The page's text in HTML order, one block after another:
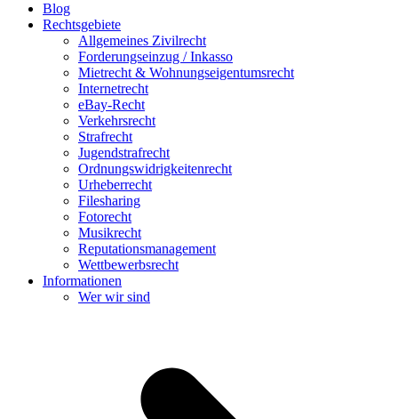
Blog
Rechtsgebiete
Allgemeines Zivilrecht
Forderungseinzug / Inkasso
Mietrecht & Wohnungseigentumsrecht
Internetrecht
eBay-Recht
Verkehrsrecht
Strafrecht
Jugendstrafrecht
Ordnungswidrigkeitenrecht
Urheberrecht
Filesharing
Fotorecht
Musikrecht
Reputationsmanagement
Wettbewerbsrecht
Informationen
Wer wir sind